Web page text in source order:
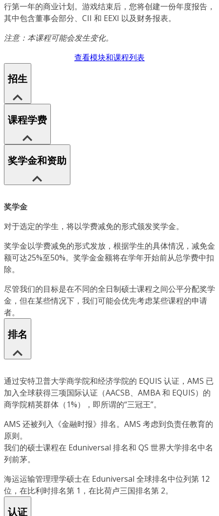
行第一年的商业计划。游戏结束后，您将创建一份年度报告，
其中包含董事会部分、CII 和 EEXI 以及财务报表。
注意：本课程可能会发生变化。
查看模块和课程列表
招生
课程学费
奖学金和资助
奖学金
对于选定的学生，将以学费减免的形式颁发奖学金。
奖学金以学费减免的形式发放，根据学生的具体情况，减免金
额可达25%至50%。奖学金金额将在学年开始前从总学费中扣
除。
尽管我们的目标是在不同的全日制硕士课程之间公平分配奖学
金，但在某些情况下，我们可能会优先考虑某些课程的申请
者。
排名
通过安特卫普大学商学院和经济学院的 EQUIS 认证，AMS 已
加入全球获得三项国际认证（AACSB、AMBA 和 EQUIS）的
商学院精英群体（1%），即所谓的“三冠王”。
AMS 还被列入《金融时报》排名。AMS 考虑到负责任教育的
原则。
我们的硕士课程在 Eduniversal 排名和 QS 世界大学排名中名
列前茅。
海运运输管理理学硕士在 Eduniversal 全球排名中位列第 12
位，在比利时排名第 1，在比荷卢三国排名第 2。
认证